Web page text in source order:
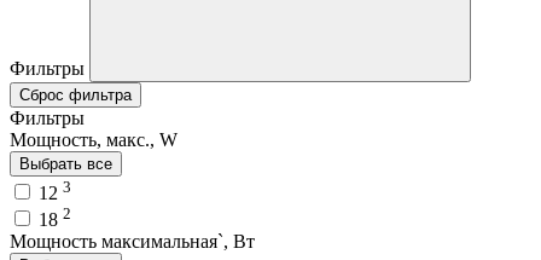
Фильтры
Сброс фильтра
Фильтры
Мощность, макс., W
Выбрать все
12 3
18 2
Мощность максимальная`, Вт